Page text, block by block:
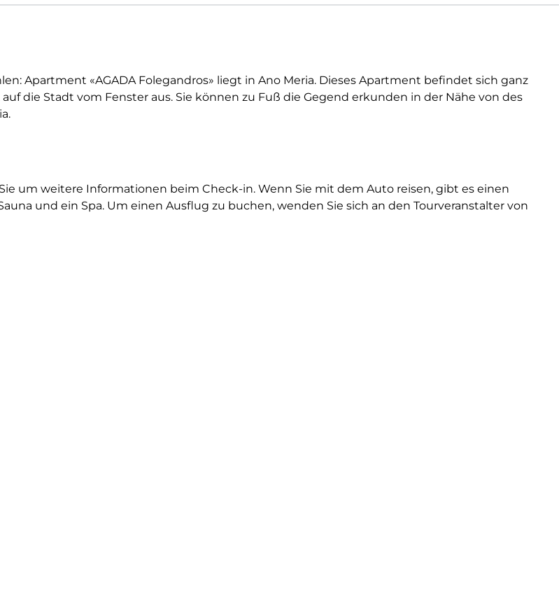
Apartment «AGADA Folegandros» liegt in Ano Meria. Dieses Apartment befindet sich ganz
die Stadt vom Fenster aus. Sie können zu Fuß die Gegend erkunden in der Nähe von des
um weitere Informationen beim Check-in. Wenn Sie mit dem Auto reisen, gibt es einen
und ein Spa. Um einen Ausflug zu buchen, wenden Sie sich an den Tourveranstalter von